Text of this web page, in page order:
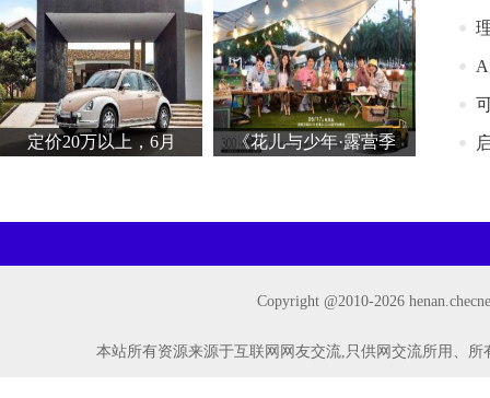
定价20万以上，6月 《花儿与少年·露营季
Copyright @2010-2026
本站所有资源来源于互联网网友交流,只供网交流所用、